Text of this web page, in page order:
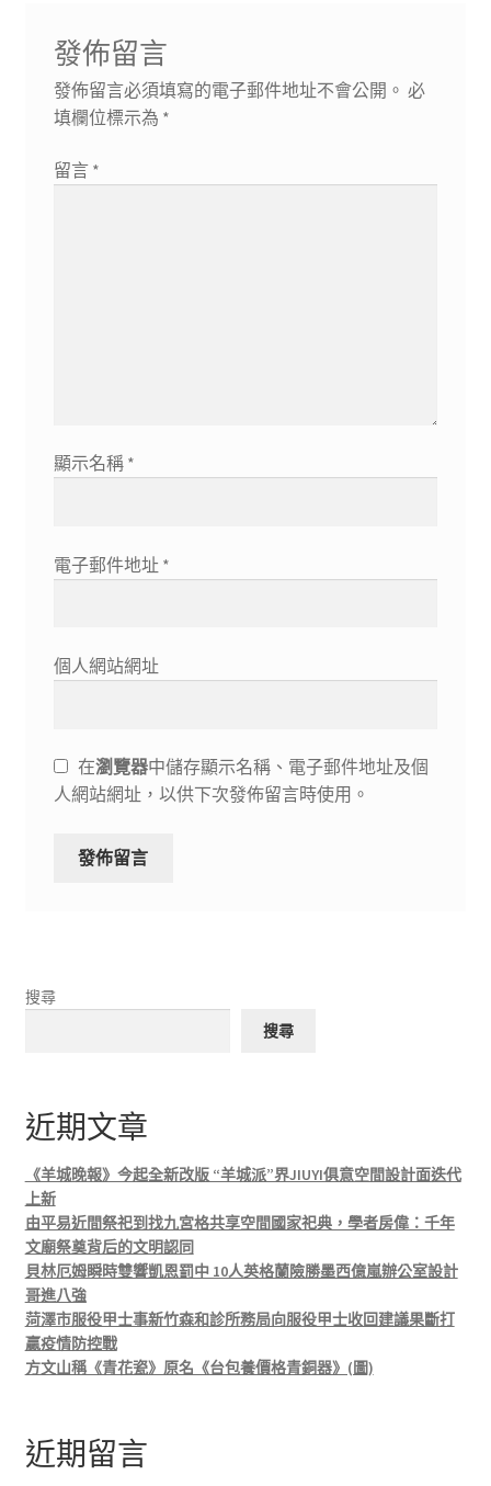
發佈留言
發佈留言必須填寫的電子郵件地址不會公開。 必
填欄位標示為 *
留言 *
顯示名稱 *
電子郵件地址 *
個人網站網址
在瀏覽器中儲存顯示名稱、電子郵件地址及個
人網站網址，以供下次發佈留言時使用。
搜尋
搜尋
近期文章
《羊城晚報》今起全新改版 “羊城派”界JIUYI俱意空間設計面迭代
上新
由平易近間祭祀到找九宮格共享空間國家祀典，學者房偉：千年
文廟祭奠背后的文明認同
貝林厄姆瞬時雙響凱恩罰中 10人英格蘭險勝墨西億嵐辦公室設計
哥進八強
菏澤市服役甲士事新竹森和診所務局向服役甲士收回建議果斷打
贏疫情防控戰
方文山稱《青花瓷》原名《台包養價格青銅器》(圖)
近期留言